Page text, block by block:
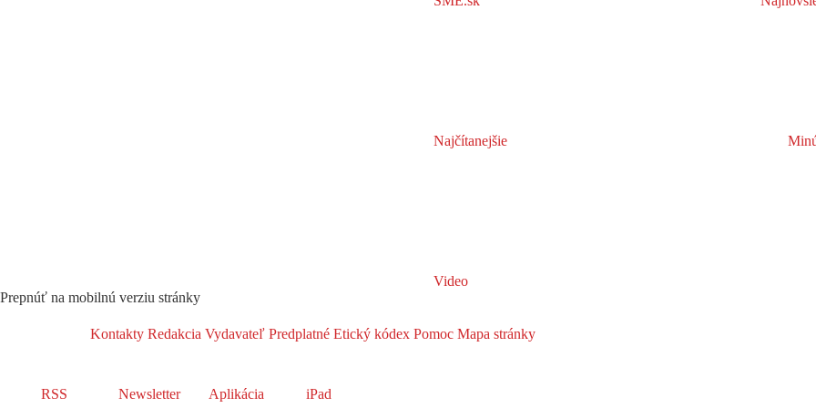
Najčítanejšie
Video
Prepnúť na mobilnú verziu stránky
Kontakty Redakcia Vydavateľ Predplatné Etický kódex Pomoc Mapa stránky
RSS Newsletter Aplikácia iPad